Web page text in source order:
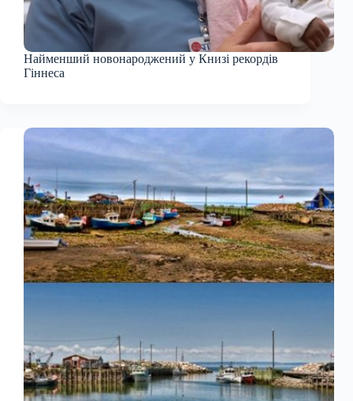
Найменший новонароджений у Книзі рекордів
Гіннеса